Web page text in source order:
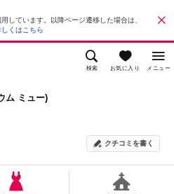
しています。以降ページ遷移した場合は、
しくはこちら
検索 お気に入り メニュー
ム ミュー)
クチコミを書く